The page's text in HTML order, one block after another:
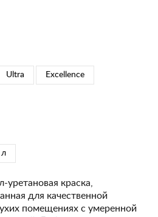
Ultra Excellence
л
уретановая краска,
для качественной
помещениях с умеренной